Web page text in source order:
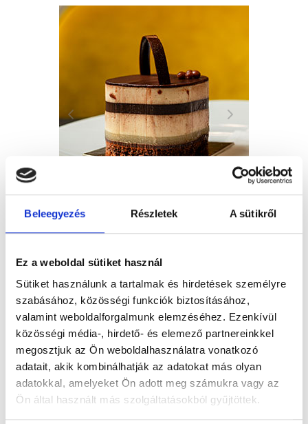
Beleegyezés Részletek A sütikről
Ez a weboldal sütiket használ
Sütiket használunk a tartalmak és hirdetések személyre
szabásához, közösségi funkciók biztosításához,
valamint weboldalforgalmunk elemzéséhez. Ezenkívül
közösségi média-, hirdető- és elemező partnereinkkel
megosztjuk az Ön weboldalhasználatra vonatkozó
adatait, akik kombinálhatják az adatokat más olyan
adatokkal, amelyeket Ön adott meg számukra vagy az
Ön által használt más szolgáltatásokból gyűjtöttek.
FEDEZD FEL KÍNÁLATUNKAT
Fedezd fel fagylaltkínálatunkat, ahol nemcsak a klasszikus
ízek kedvelői, de a különleges élményekre vágyók is
megtalálhatják kedvenc hűsítő desszertjeiket.
Süteményeink friss és minőségi alapanyagokból készülnek,
amelyben cukrászmestereink minden kreativitásukat,
fantázájukat beleadták.
A Stühmer márkaboltban pedig a méltán híres csokoládékat
és desszertkülönlegességeket is megvásárolhatod, amelyek